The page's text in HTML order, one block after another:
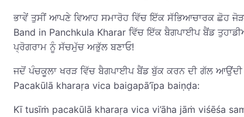
ਭਾਵੇਂ ਤੁਸੀਂ ਆਪਣੇ ਵਿਆਹ ਸਮਾਰੋਹ ਵਿੱਚ ਇੱਕ ਸੱਭਿਆਚਾਰਕ ਛੋਹ
Band in Panchkula Kharar ਵਿੱਚ ਇੱਕ ਬੈਗਪਾਈਪ ਬੈਂਡ
ਪ੍ਰੋਗਰਾਮ ਨੂੰ ਸੱਚਮੁੱਚ ਅਭੁੱਲ ਬਣਾਓ!
ਜਦੋਂ ਪੰਚਕੂਲਾ ਖਰੜ ਵਿੱਚ ਬੈਗਪਾਈਪ ਬੈਂਡ ਬੁੱਕ ਕਰਨ ਦੀ ਗੱਲ
Pacakūlā kharaṛa vica baigapā’īpa baiṇḍa:
Kī tusīṁ pacakūlā kharaṛa vica vi’āha jāṁ viśēśa